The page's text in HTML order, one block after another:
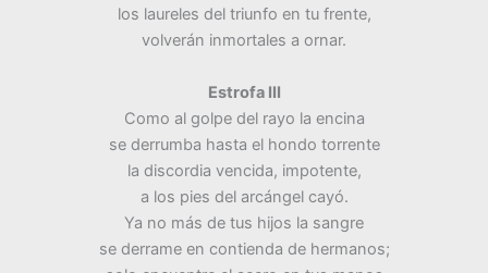
los laureles del triunfo en tu frente,
volverán inmortales a ornar.
Estrofa III
Como al golpe del rayo la encina
se derrumba hasta el hondo torrente
la discordia vencida, impotente,
a los pies del arcángel cayó.
Ya no más de tus hijos la sangre
se derrame en contienda de hermanos;